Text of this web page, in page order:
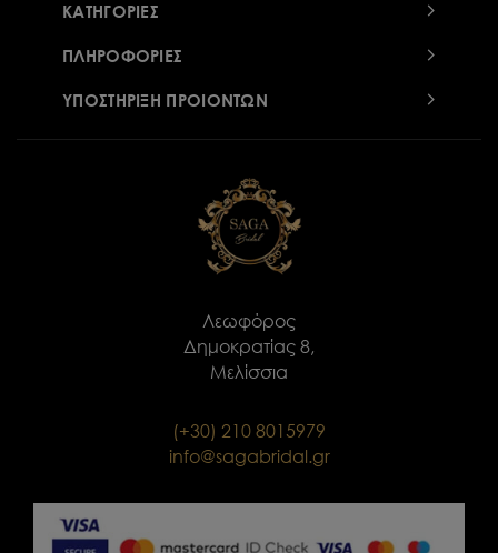
ΚΑΤΗΓΟΡΙΕΣ
ΠΛΗΡΟΦΟΡΙΕΣ
ΥΠΟΣΤΗΡΙΞΗ ΠΡΟΙΟΝΤΩΝ
Λεωφόρος
Δημοκρατίας 8,
Μελίσσια
(+30) 210 8015979
info@sagabridal.gr